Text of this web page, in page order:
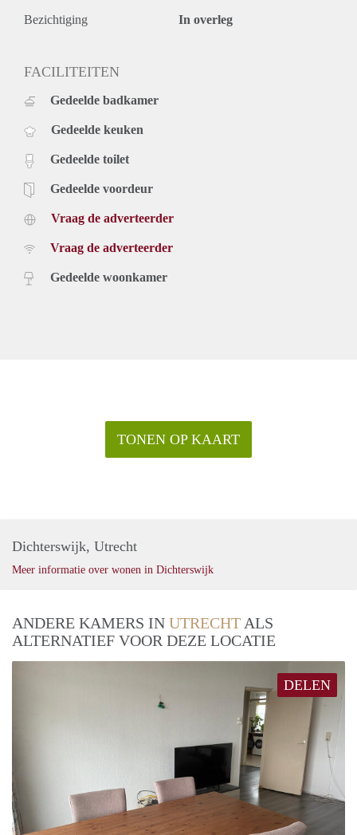
Bezichtiging In overleg
FACILITEITEN
Gedeelde badkamer
Gedeelde keuken
Gedeelde toilet
Gedeelde voordeur
Vraag de adverteerder
Vraag de adverteerder
Gedeelde woonkamer
TONEN OP KAART
Dichterswijk, Utrecht
Meer informatie over wonen in Dichterswijk
ANDERE KAMERS IN UTRECHTALS
ALTERNATIEF VOOR DEZE LOCATIE
DELEN